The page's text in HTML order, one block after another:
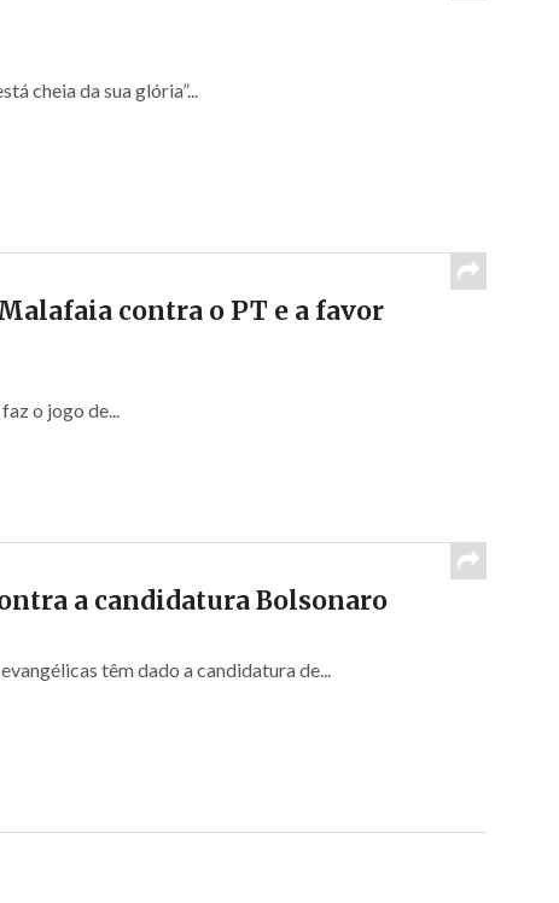
cheia da sua glória”...
contra o PT e a favor
o jogo de...
a candidatura Bolsonaro
têm dado a candidatura de...